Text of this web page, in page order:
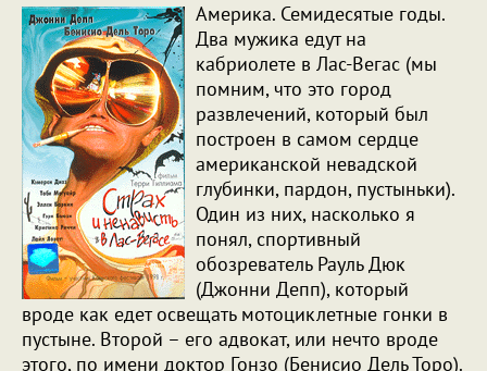
Америка. Семидесятые годы.
Два мужика едут на
кабриолете в Лас-Вегас (мы
помним, что это город
развлечений, который был
построен в самом сердце
американской невадской
глубинки, пардон, пустыньки).
Один из них, насколько я
понял, спортивный
обозреватель Рауль Дюк
(Джонни Депп), который
вроде как едет освещать мотоциклетные гонки в
пустыне. Второй – его адвокат, или нечто вроде
этого, по имени доктор Гонзо (Бенисио Дель Торо).